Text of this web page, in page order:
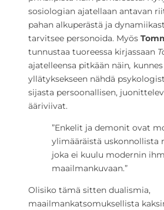
sosiologian ajatellaan antavan
pahan alkuperästä ja
tarvitsee personoida. Myös
tunnustaa tuoreessa kirjassaan
ajatelleensa pitkään näin,
yllätyksekseen nähdä
sijasta persoonallisen,
ääriviivat.
”Enkelit ja demonit ovat
ylimääräistä uskonnollista
joka ei kuulu modernin
maailmankuvaan.”
Olisiko tämä sitten dualismia,
maailmankatsomuksellista